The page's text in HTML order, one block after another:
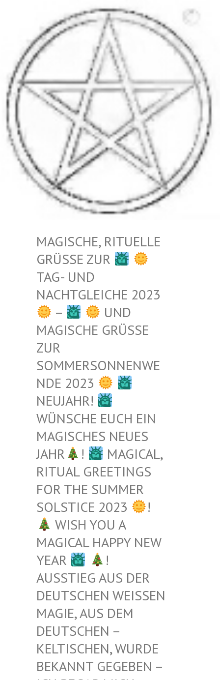
MAGISCHE, RITUELLE
GRÜSSE ZUR
TAG- UND
NACHTGLEICHE 2023
–
UND
MAGISCHE GRÜSSE Z
UR S
OMMERSONNENWEN
DE 2023
NEUJAHR!
WÜNSCHE EUCH EIN
MAGISCHES NEUES
JAHR
!
MAGICAL,
RITUAL GREETINGS
FOR THE SUMMER
SOLSTICE 2023
!
WISH YOU A
MAGICAL HAPPY NEW
YEAR
!
AUSSTIEG AUS DER
DEUTSCHEN WEISSEN M
AGIE, AUS DEM D
EUTSCHEN – K
ELTISCHEN, WURDE B
EKANNT GEGEBEN – I